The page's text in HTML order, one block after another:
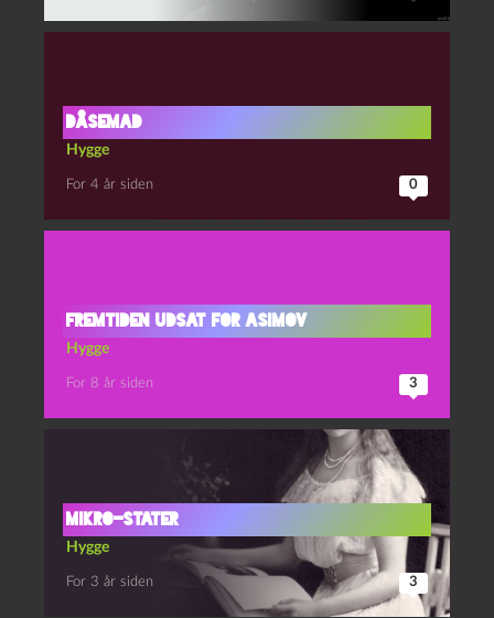
DÅSEMAD
Hygge
For 4 år siden 0
Fremtiden udsat for Asimov
Hygge
For 8 år siden 3
Mikro-stater
Hygge
For 3 år siden 3